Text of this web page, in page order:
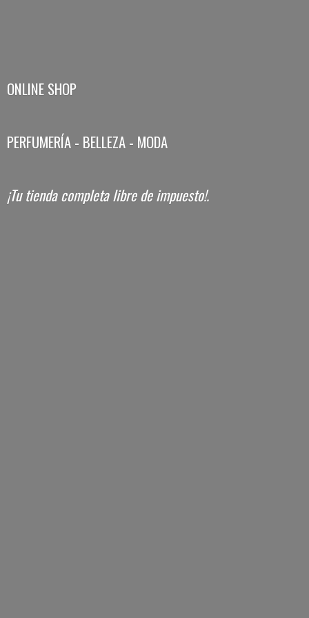
ONLINE SHOP
PERFUMERÍA - BELLEZA - MODA
¡Tu tienda completa librede impuesto!.